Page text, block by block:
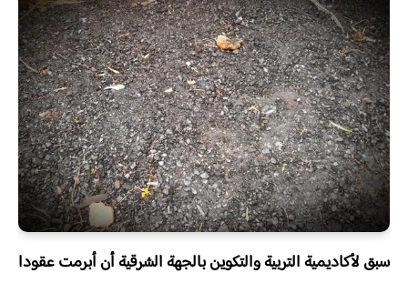
سبق لأكاديمية التربية والتكوين بالجهة الشرقية أن أبرمت عقودا